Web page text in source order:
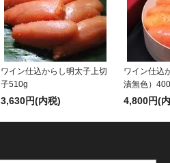
ワイン仕込からし明太子上切
子510g
3,630円(内税)
ワイン仕込
漬無色）
4,800円(